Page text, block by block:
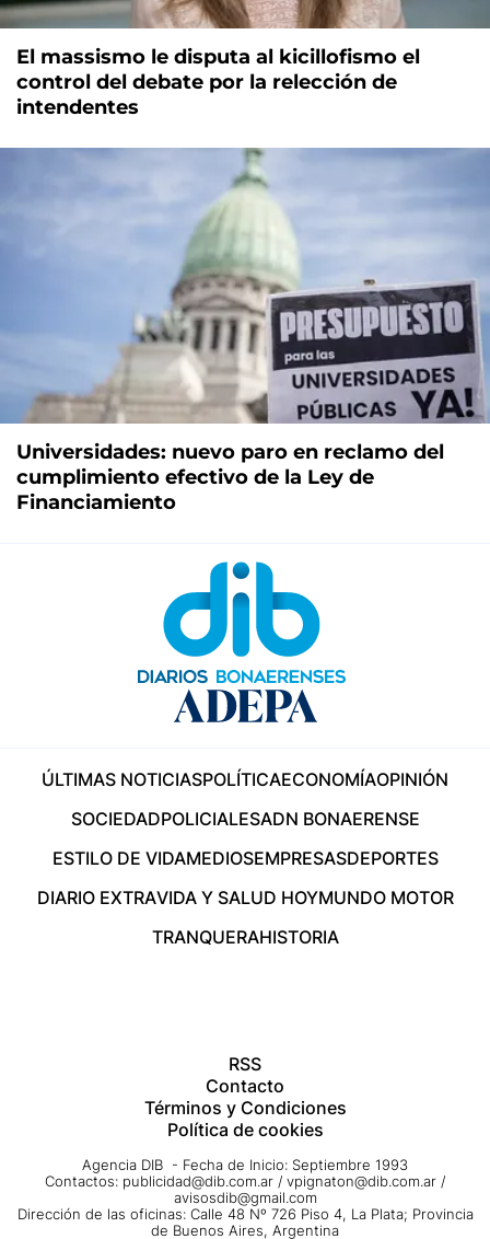
El massismo le disputa al kicillofismo el
control del debate por la relección de
intendentes
Universidades: nuevo paro en reclamo del
cumplimiento efectivo de la Ley de
Financiamiento
ÚLTIMAS NOTICIASPOLÍTICAECONOMÍAOPINIÓN
SOCIEDADPOLICIALESADN BONAERENSE
ESTILO DE VIDAMEDIOSEMPRESASDEPORTES
DIARIO EXTRAVIDA Y SALUD HOYMUNDO MOTOR
TRANQUERAHISTORIA
RSS
Contacto
Términos y Condiciones
Política de cookies
Agencia DIB - Fecha de Inicio: Septiembre 1993
Contactos: publicidad@dib.com.ar / vpignaton@dib.com.ar /
avisosdib@gmail.com
Dirección de las oficinas: Calle 48 Nº 726 Piso 4, La Plata; Provincia
de Buenos Aires, Argentina